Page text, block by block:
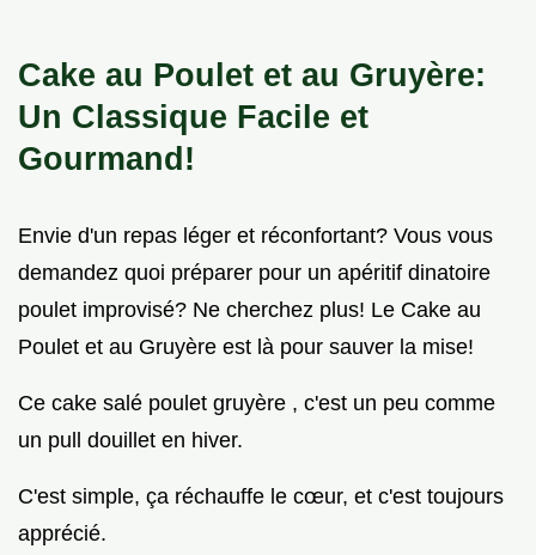
Cake au Poulet et au Gruyère:
Un Classique Facile et
Gourmand!
Envie d'un repas léger et réconfortant? Vous vous
demandez quoi préparer pour un apéritif dinatoire
poulet improvisé? Ne cherchez plus! Le Cake au
Poulet et au Gruyère est là pour sauver la mise!
Ce cake salé poulet gruyère , c'est un peu comme
un pull douillet en hiver.
C'est simple, ça réchauffe le cœur, et c'est toujours
apprécié.